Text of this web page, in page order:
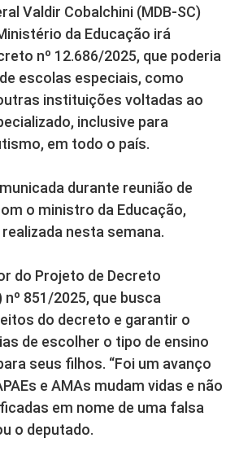
Valdir Cobalchini (MDB-SC)
da Educação irá
nº 12.686/2025, que poderia
escolas especiais, como
instituições voltadas ao
inclusive para
em todo o país.
durante reunião de
o ministro da Educação,
nesta semana.
do Projeto de Decreto
nº 851/2025, que busca
do decreto e garantir o
de escolher o tipo de ensino
seus filhos. “Foi um avanço
e AMAs mudam vidas e não
em nome de uma falsa
o deputado.